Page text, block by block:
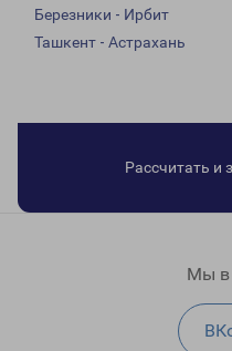
Березники - Ирбит
Ташкент - Астрахань
Рассчитать и
Мы в